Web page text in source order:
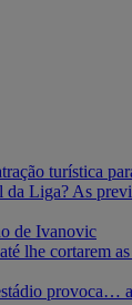
turística
da Liga? As
de Ivanovic
lhe cortarem
provoca…